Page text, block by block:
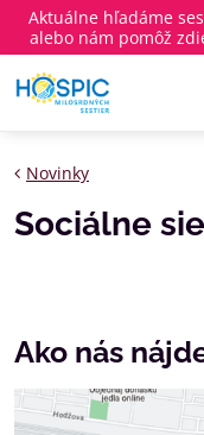
Aktuálne hľadáme
alebo nám pomôž
Novinky
Sociálne
Ako nás